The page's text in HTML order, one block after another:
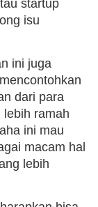
startup
isu
ini juga
dari para
lebih ramah
ini mau
macam hal
lebih